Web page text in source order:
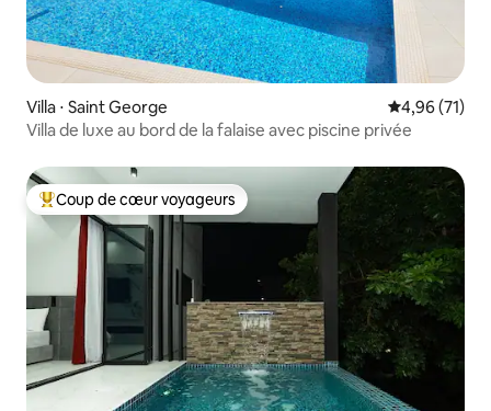
Villa ⋅ Saint George Évaluation
4,96 (71)
Villa de luxe au bord de la falaise avec piscine privée
Coups de cœur voyageurs les plus appréciés
Coup de cœur voyageurs